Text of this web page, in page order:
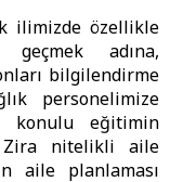
ilimizde özellikle
adına,
bilgilendirme
personelimize
konulu eğitimin
Zira nitelikli aile
aile planlaması